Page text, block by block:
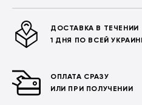
ДОСТАВКА В ТЕЧЕНИИ
1 ДНЯ ПО ВСЕЙ
ОПЛАТА СРАЗУ
ИЛИ ПРИ ПОЛУЧЕНИИ